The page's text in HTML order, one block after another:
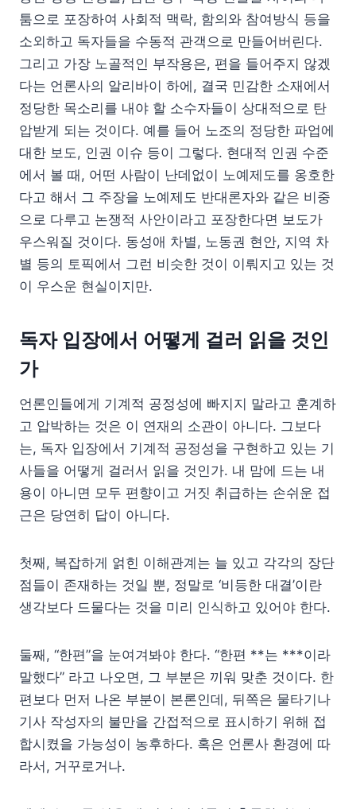
툼으로 포장하여 사회적 맥락, 함의와 참여방식 등을
소외하고 독자들을 수동적 관객으로 만들어버린다.
그리고 가장 노골적인 부작용은, 편을 들어주지 않겠
다는 언론사의 알리바이 하에, 결국 민감한 소재에서
정당한 목소리를 내야 할 소수자들이 상대적으로 탄
압받게 되는 것이다. 예를 들어 노조의 정당한 파업에
대한 보도, 인권 이슈 등이 그렇다. 현대적 인권 수준
에서 볼 때, 어떤 사람이 난데없이 노예제도를 옹호한
다고 해서 그 주장을 노예제도 반대론자와 같은 비중
으로 다루고 논쟁적 사안이라고 포장한다면 보도가
우스워질 것이다. 동성애 차별, 노동권 현안, 지역 차
별 등의 토픽에서 그런 비슷한 것이 이뤄지고 있는 것
이 우스운 현실이지만.
독자 입장에서 어떻게 걸러 읽을 것인
가
언론인들에게 기계적 공정성에 빠지지 말라고 훈계하
고 압박하는 것은 이 연재의 소관이 아니다. 그보다
는, 독자 입장에서 기계적 공정성을 구현하고 있는 기
사들을 어떻게 걸러서 읽을 것인가. 내 맘에 드는 내
용이 아니면 모두 편향이고 거짓 취급하는 손쉬운 접
근은 당연히 답이 아니다.
첫째, 복잡하게 얽힌 이해관계는 늘 있고 각각의 장단
점들이 존재하는 것일 뿐, 정말로 ‘비등한 대결’이란
생각보다 드물다는 것을 미리 인식하고 있어야 한다.
둘째, “한편”을 눈여겨봐야 한다. “한편 **는 ***이라
말했다” 라고 나오면, 그 부분은 끼워 맞춘 것이다. 한
편보다 먼저 나온 부분이 본론인데, 뒤쪽은 물타기나
기사 작성자의 불만을 간접적으로 표시하기 위해 접
합시켰을 가능성이 농후하다. 혹은 언론사 환경에 따
라서, 거꾸로거나.